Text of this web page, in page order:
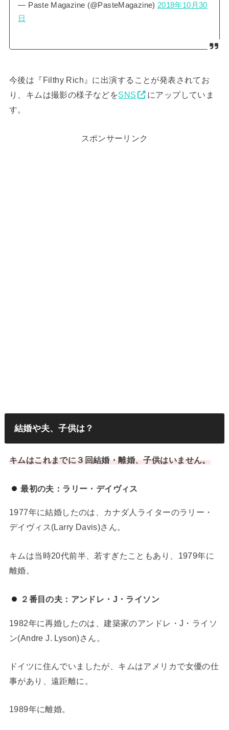
— Paste Magazine (@PasteMagazine) 2018年10月30
日
今後は『Filthy Rich』に出演することが発表されてお
り、キムは撮影の様子などをSNS
にアップしていま
す。
スポンサーリンク
結婚や夫、子供は？
キムはこれまでに３回結婚・離婚、子供はいません。
最初の夫：ラリー・デイヴィス
1977年に結婚したのは、カナダ人ライターのラリー・
デイヴィス(Larry Davis)さん。
キムは当時20代前半、若すぎたこともあり、1979年に
離婚。
２番目の夫：アンドレ・J・ライソン
1982年に再婚したのは、建築家のアンドレ・J・ライソ
ン(Andre J. Lyson)さん。
ドイツに住んでいましたが、キムはアメリカで女優の仕
事があり、遠距離に。
1989年に離婚。